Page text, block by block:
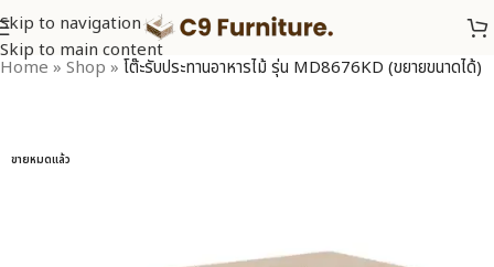
Skip to navigation
Skip to main content
Home » Shop » โต๊ะรับประทานอาหารไม้ รุ่น MD8676KD (ขยายขนาดได้)
ขายหมดแล้ว